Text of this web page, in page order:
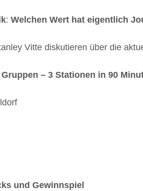
: Welchen Wert hat eigentlich
Vitte diskutieren über die
– 3 Stationen in 90
und Gewinnspiel